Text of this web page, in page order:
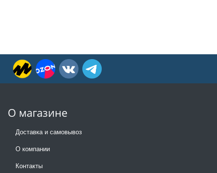
О магазине
Доставка и самовывоз
О компании
Контакты